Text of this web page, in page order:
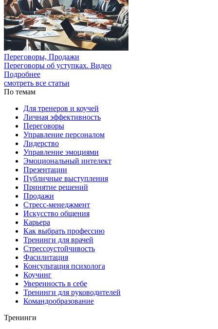
Переговоры, Продажи
Переговоры об уступках. Видео
Подробнее
смотреть все статьи
По темам
Для тренеров и коучей
Личная эффективность
Переговоры
Управление персоналом
Лидерство
Управление эмоциями
Эмоциональный интелект
Презентации
Публичные выступления
Принятие решений
Продажи
Стресс-менеджмент
Искусство общения
Карьера
Как выбрать профессию
Тренинги для врачей
Стрессоустойчивость
Фасилитация
Консультация психолога
Коучинг
Уверенность в себе
Тренинги для руководителей
Командообразование
Тренинги